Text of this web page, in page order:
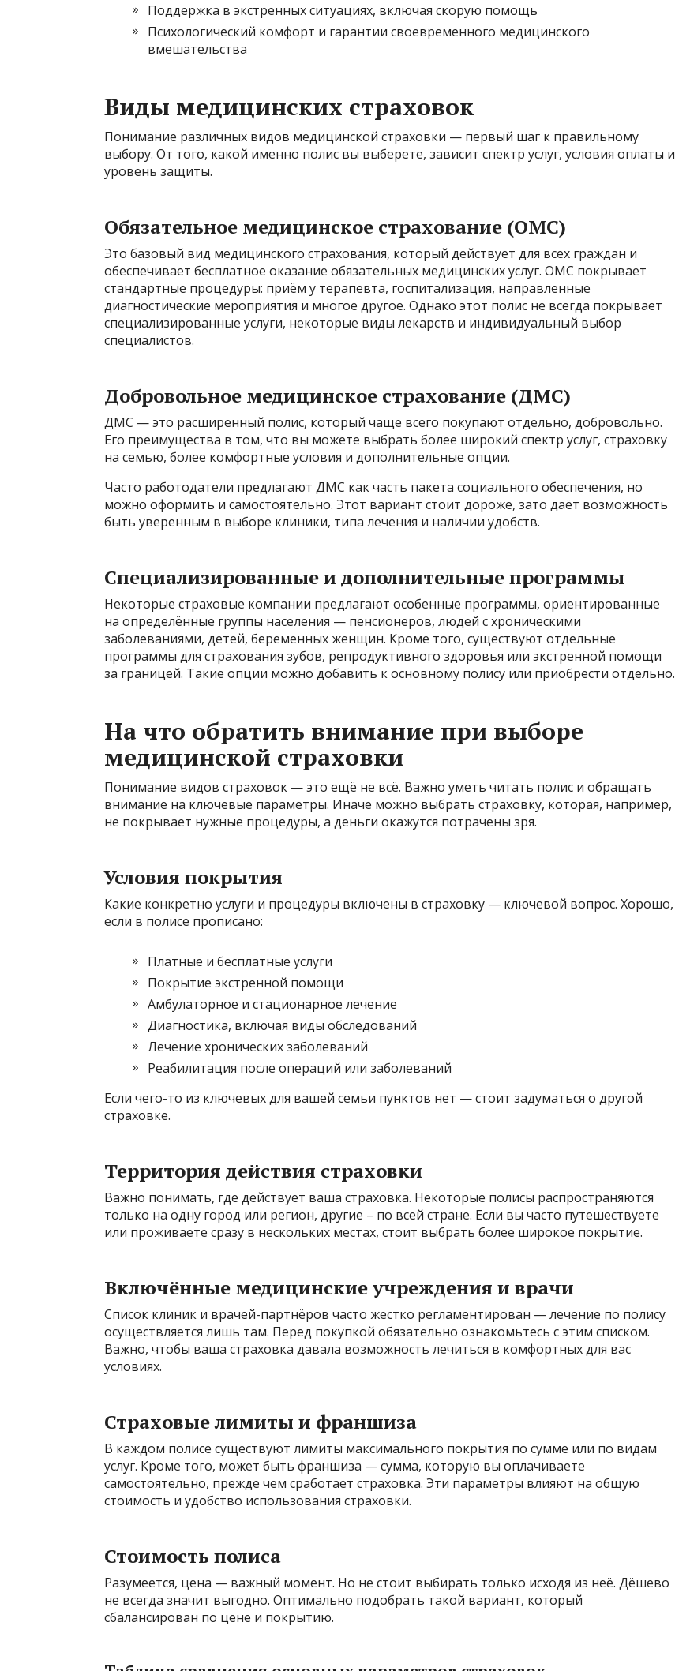
Поддержка в экстренных ситуациях, включая скорую помощь
Психологический комфорт и гарантии своевременного медицинского
вмешательства
Виды медицинских страховок
Понимание различных видов медицинской страховки — первый шаг к правильному
выбору. От того, какой именно полис вы выберете, зависит спектр услуг, условия оплаты и
уровень защиты.
Обязательное медицинское страхование (ОМС)
Это базовый вид медицинского страхования, который действует для всех граждан и
обеспечивает бесплатное оказание обязательных медицинских услуг. ОМС покрывает
стандартные процедуры: приём у терапевта, госпитализация, направленные
диагностические мероприятия и многое другое. Однако этот полис не всегда покрывает
специализированные услуги, некоторые виды лекарств и индивидуальный выбор
специалистов.
Добровольное медицинское страхование (ДМС)
ДМС — это расширенный полис, который чаще всего покупают отдельно, добровольно.
Его преимущества в том, что вы можете выбрать более широкий спектр услуг, страховку
на семью, более комфортные условия и дополнительные опции.
Часто работодатели предлагают ДМС как часть пакета социального обеспечения, но
можно оформить и самостоятельно. Этот вариант стоит дороже, зато даёт возможность
быть уверенным в выборе клиники, типа лечения и наличии удобств.
Специализированные и дополнительные программы
Некоторые страховые компании предлагают особенные программы, ориентированные
на определённые группы населения — пенсионеров, людей с хроническими
заболеваниями, детей, беременных женщин. Кроме того, существуют отдельные
программы для страхования зубов, репродуктивного здоровья или экстренной помощи
за границей. Такие опции можно добавить к основному полису или приобрести отдельно.
На что обратить внимание при выборе
медицинской страховки
Понимание видов страховок — это ещё не всё. Важно уметь читать полис и обращать
внимание на ключевые параметры. Иначе можно выбрать страховку, которая, например,
не покрывает нужные процедуры, а деньги окажутся потрачены зря.
Условия покрытия
Какие конкретно услуги и процедуры включены в страховку — ключевой вопрос. Хорошо,
если в полисе прописано:
Платные и бесплатные услуги
Покрытие экстренной помощи
Амбулаторное и стационарное лечение
Диагностика, включая виды обследований
Лечение хронических заболеваний
Реабилитация после операций или заболеваний
Если чего-то из ключевых для вашей семьи пунктов нет — стоит задуматься о другой
страховке.
Территория действия страховки
Важно понимать, где действует ваша страховка. Некоторые полисы распространяются
только на одну город или регион, другие – по всей стране. Если вы часто путешествуете
или проживаете сразу в нескольких местах, стоит выбрать более широкое покрытие.
Включённые медицинские учреждения и врачи
Список клиник и врачей-партнёров часто жестко регламентирован — лечение по полису
осуществляется лишь там. Перед покупкой обязательно ознакомьтесь с этим списком.
Важно, чтобы ваша страховка давала возможность лечиться в комфортных для вас
условиях.
Страховые лимиты и франшиза
В каждом полисе существуют лимиты максимального покрытия по сумме или по видам
услуг. Кроме того, может быть франшиза — сумма, которую вы оплачиваете
самостоятельно, прежде чем сработает страховка. Эти параметры влияют на общую
стоимость и удобство использования страховки.
Стоимость полиса
Разумеется, цена — важный момент. Но не стоит выбирать только исходя из неё. Дёшево
не всегда значит выгодно. Оптимально подобрать такой вариант, который
сбалансирован по цене и покрытию.